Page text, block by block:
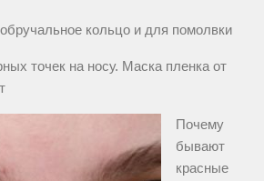
кольцо и для помолвки
точек на носу. Маска пленка от
Почему
бывают
красные